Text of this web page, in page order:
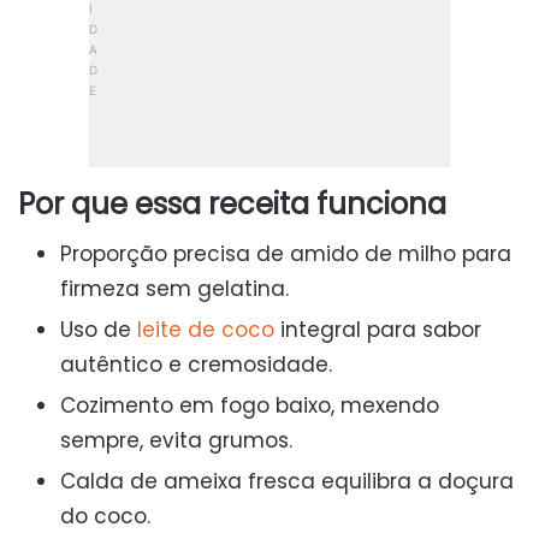
Por que essa receita funciona
Proporção precisa de amido de milho para
firmeza sem gelatina.
Uso de leite de coco integral para sabor
autêntico e cremosidade.
Cozimento em fogo baixo, mexendo
sempre, evita grumos.
Calda de ameixa fresca equilibra a doçura
do coco.